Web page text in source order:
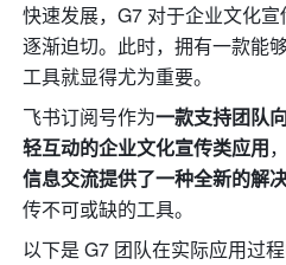
快速发展，G7 对于企业文化
逐渐迫切。此时，拥有一款能
工具就显得尤为重要。
飞书订阅号作为一款支持团队
轻互动的企业文化宣传类应用，
信息交流提供了一种全新的解决
传不可或缺的工具。
以下是 G7 团队在实际应用过